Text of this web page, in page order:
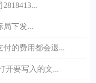
局下发...
的费用都会退...
开要写入的文...